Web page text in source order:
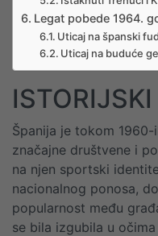
Legat pobede 1964.
Uticaj na španski
Uticaj na buduće
Španija je tokom
značajne društvene i
na njen sportski
nacionalnog ponosa,
popularnost među
se bila izgubila u